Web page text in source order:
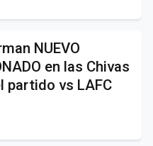
NUEVO
en las Chivas
partido vs LAFC